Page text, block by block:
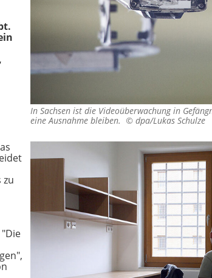
In Sachsen ist die Videoüberwachung in
eine Ausnahme bleiben. © dpa/Lukas Schulze
zu